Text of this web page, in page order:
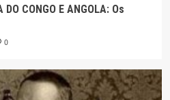
DO CONGO E ANGOLA: Os
0